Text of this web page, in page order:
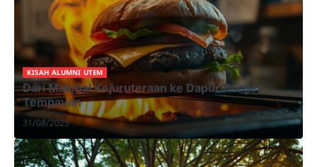
KISAH ALUMNI UTEM
Dari Makmal Kejuruteraan ke Dapur Burger
Tempayan
31/08/2025